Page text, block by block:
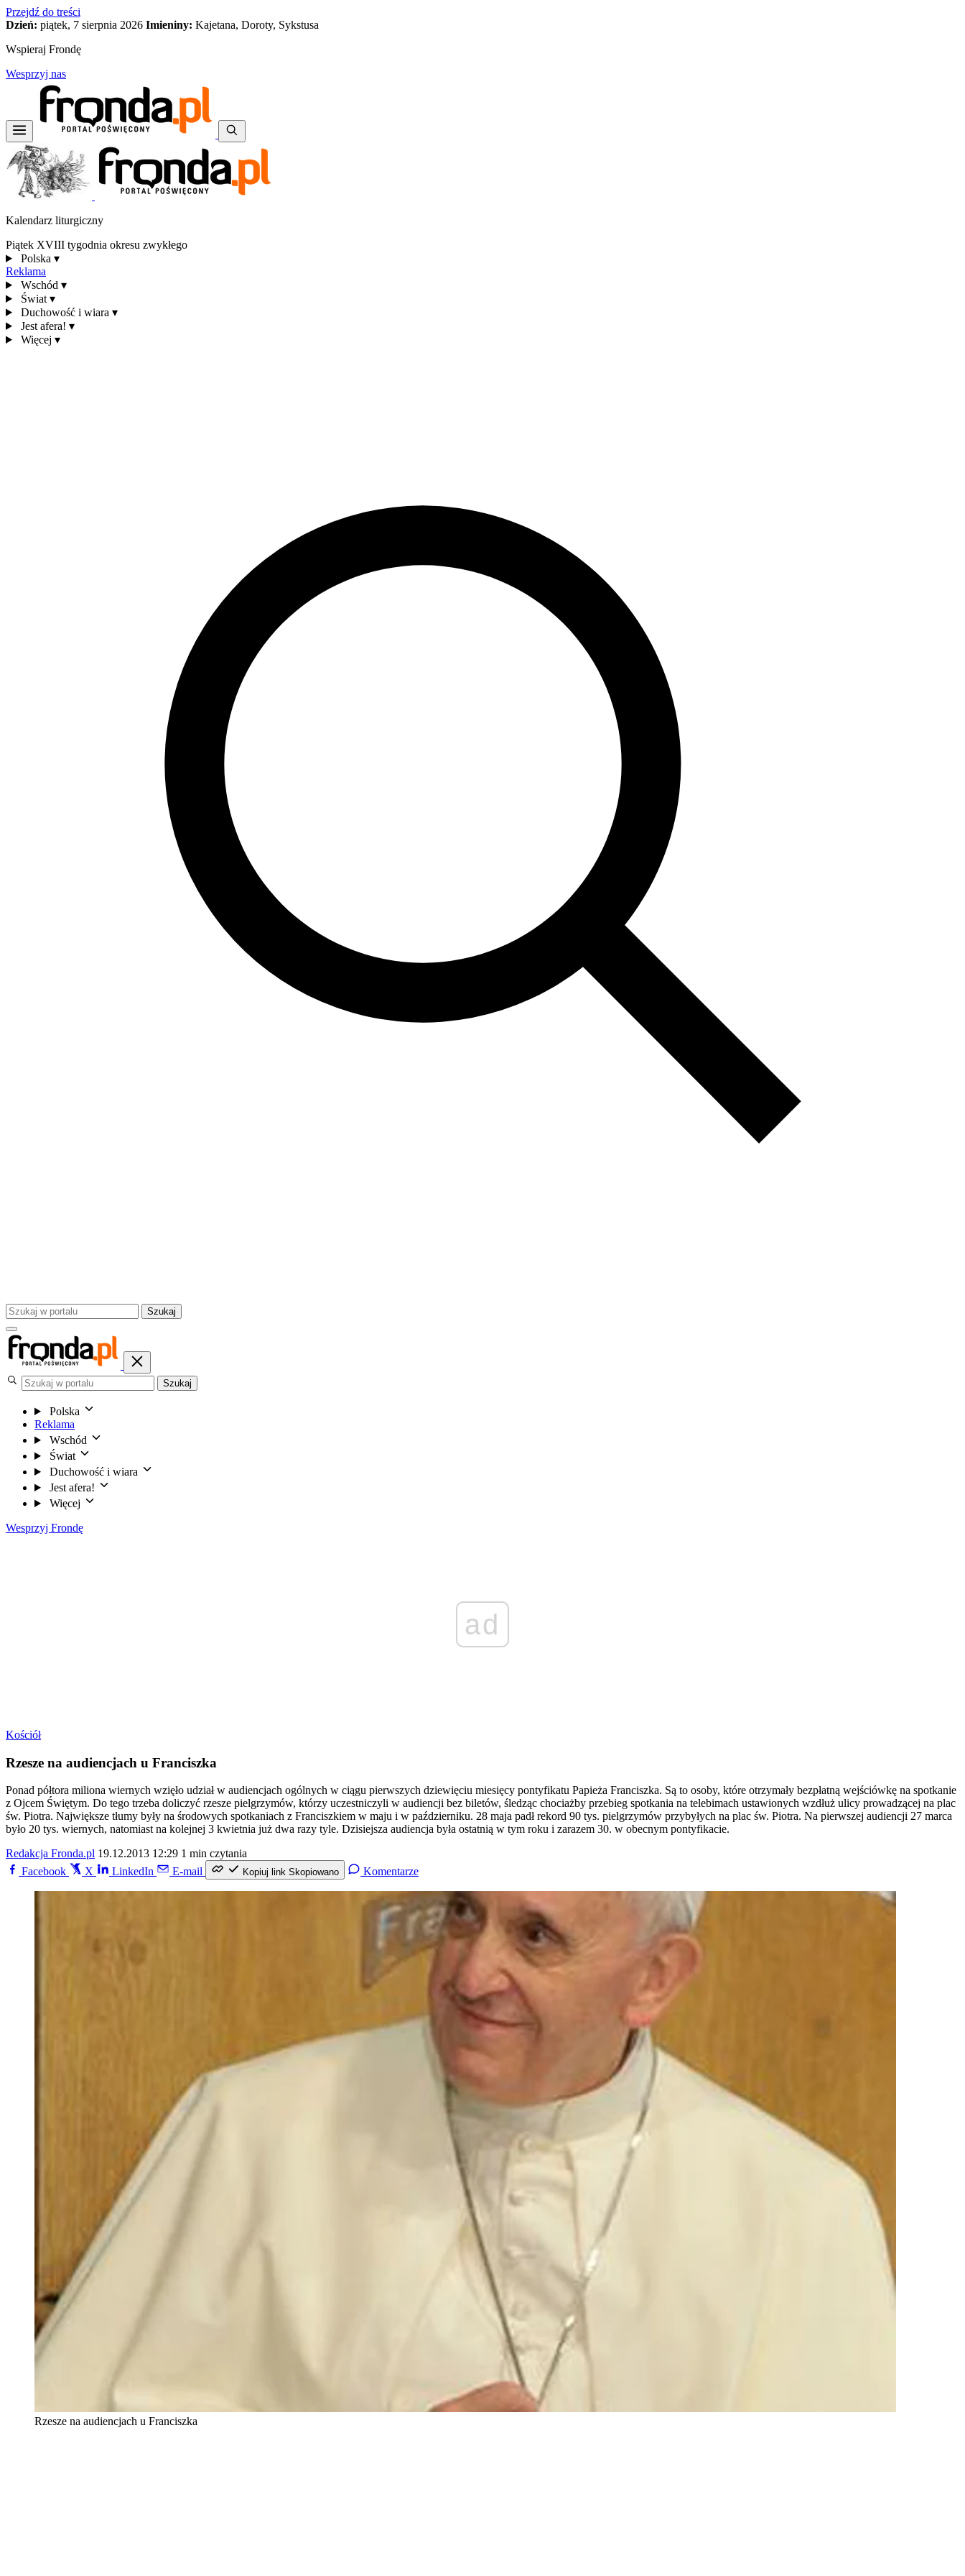
Przejdź do treści
Dzień: piątek, 7 sierpnia 2026 Imieniny: Kajetana, Doroty, Sykstusa
Wspieraj Frondę
Wesprzyj nas
Kalendarz liturgiczny
Piątek XVIII tygodnia okresu zwykłego
Polska ▾
Reklama
Wschód ▾
Świat ▾
Duchowość i wiara ▾
Jest afera! ▾
Więcej ▾
Szukaj
Szukaj
Polska
Reklama
Wschód
Świat
Duchowość i wiara
Jest afera!
Więcej
Wesprzyj Frondę
ad
Kościół
Rzesze na audiencjach u Franciszka
Ponad półtora miliona wiernych wzięło udział w audiencjach ogólnych w ciągu pierwszych dziewięciu miesięcy pontyfikatu Papieża Franciszka. Są to osoby, które otrzymały bezpłatną wejściówkę na spotkanie
z Ojcem Świętym. Do tego trzeba doliczyć rzesze pielgrzymów, którzy uczestniczyli w audiencji bez biletów, śledząc chociażby przebieg spotkania na telebimach ustawionych wzdłuż ulicy prowadzącej na plac
św. Piotra. Największe tłumy były na środowych spotkaniach z Franciszkiem w maju i w październiku. 28 maja padł rekord 90 tys. pielgrzymów przybyłych na plac św. Piotra. Na pierwszej audiencji 27 marca
było 20 tys. wiernych, natomiast na kolejnej 3 kwietnia już dwa razy tyle. Dzisiejsza audiencja była ostatnią w tym roku i zarazem 30. w obecnym pontyfikacie.
Redakcja Fronda.pl 19.12.2013 12:29 1 min czytania
Facebook
X LinkedIn E-mail Kopiuj link Skopiowano Komentarze
Rzesze na audiencjach u Franciszka